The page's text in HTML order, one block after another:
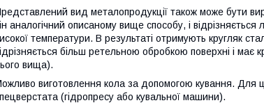
вид металопродукції також може бути
аналогічний описаному вище способу, і
температури. В результаті отримують кругляк
більш ретельною обробкою поверхні і має
вища).
виготовлення кола за допомогою кування. Для
(гідропресу або кувальної машини).